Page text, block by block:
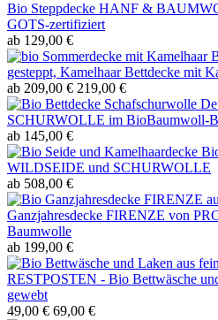
Bio Steppdecke HANF &
GOTS-zertifiziert
ab 129,00 €
gesteppt, Kamelhaar Bettdecke mit
ab 209,00 € 219,00 €
SCHURWOLLE im BioBaumwoll-
ab 145,00 €
WILDSEIDE und SCHURWOLLE
ab 508,00 €
Ganzjahresdecke FIRENZE von
Baumwolle
ab 199,00 €
RESTPOSTEN - Bio Bettwäsche
gewebt
49,00 € 69,00 €